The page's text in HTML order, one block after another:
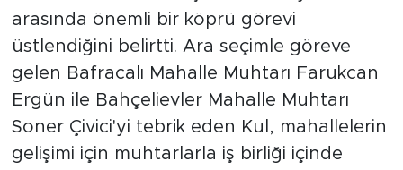
arasında önemli bir köprü görevi
üstlendiğini belirtti. Ara seçimle göreve
gelen Bafracalı Mahalle Muhtarı Farukcan
Ergün ile Bahçelievler Mahalle Muhtarı
Soner Çivici'yi tebrik eden Kul, mahallelerin
gelişimi için muhtarlarla iş birliği içinde